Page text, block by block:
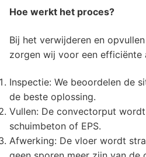
Hoe werkt het proces?
Bij het verwijderen en
zorgen wij voor een efficiënte
Inspectie: We beoordelen de
de beste oplossing.
Vullen: De convectorput
schuimbeton of EPS.
Afwerking: De vloer wordt